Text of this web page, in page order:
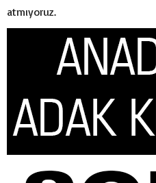
atmıyoruz.